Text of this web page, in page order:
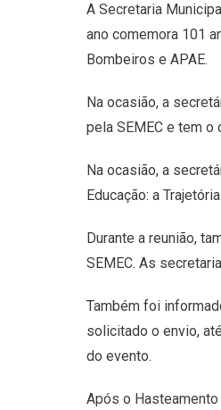
A Secretaria
ano comemora 101
Bombeiros e APAE.
Na ocasião, a
pela SEMEC e tem
Na ocasião, a
Educação: a
Durante a reunião,
SEMEC. As
Também foi
solicitado o envio,
do evento.
Após o